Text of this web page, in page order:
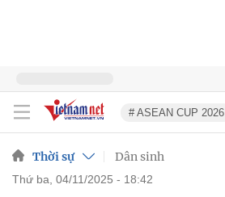
# ASEAN CUP 2026
Thời sự Dân sinh
thứ ba, 04/11/2025 - 18:42